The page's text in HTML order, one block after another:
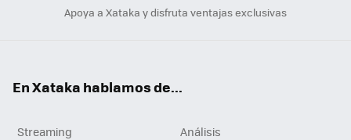
Apoya a Xataka y disfruta ventajas exclusivas
En Xataka hablamos de...
Streaming
Análisis